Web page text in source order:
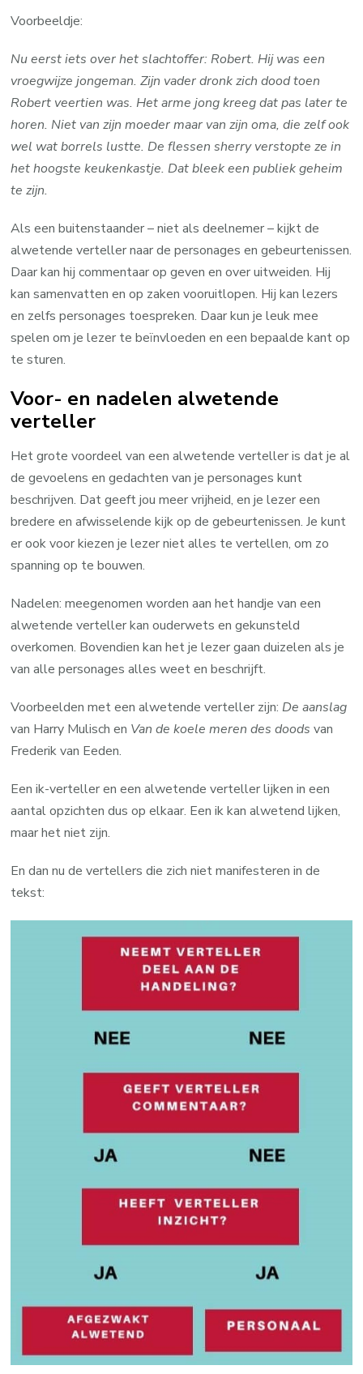
Voorbeeldje:
Nu eerst iets over het slachtoffer: Robert. Hij was een
vroegwijze jongeman. Zijn vader dronk zich dood toen
Robert veertien was. Het arme jong kreeg dat pas later te
horen. Niet van zijn moeder maar van zijn oma, die zelf ook
wel wat borrels lustte. De flessen sherry verstopte ze in
het hoogste keukenkastje. Dat bleek een publiek geheim
te zijn.
Als een buitenstaander – niet als deelnemer – kijkt de
alwetende verteller naar de personages en gebeurtenissen.
Daar kan hij commentaar op geven en over uitweiden. Hij
kan samenvatten en op zaken vooruitlopen. Hij kan lezers
en zelfs personages toespreken. Daar kun je leuk mee
spelen om je lezer te beïnvloeden en een bepaalde kant op
te sturen.
Voor- en nadelen alwetende
verteller
Het grote voordeel van een alwetende verteller is dat je al
de gevoelens en gedachten van je personages kunt
beschrijven. Dat geeft jou meer vrijheid, en je lezer een
bredere en afwisselende kijk op de gebeurtenissen. Je kunt
er ook voor kiezen je lezer niet alles te vertellen, om zo
spanning op te bouwen.
Nadelen: meegenomen worden aan het handje van een
alwetende verteller kan ouderwets en gekunsteld
overkomen. Bovendien kan het je lezer gaan duizelen als je
van alle personages alles weet en beschrijft.
Voorbeelden met een alwetende verteller zijn: De aanslag
van Harry Mulisch en Van de koele meren des doods van
Frederik van Eeden.
Een ik-verteller en een alwetende verteller lijken in een
aantal opzichten dus op elkaar. Een ik kan alwetend lijken,
maar het niet zijn.
En dan nu de vertellers die zich niet manifesteren in de
tekst: